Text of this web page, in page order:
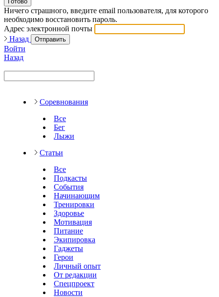
Ничего страшного, введите email пользователя, для которого
необходимо восстановить пароль.
Адрес электронной почты
Назад
Отправить
Войти
Назад
Соревнования
Все
Бег
Лыжи
Статьи
Все
Подкасты
События
Начинающим
Тренировки
Здоровье
Мотивация
Питание
Экипировка
Гаджеты
Герои
Личный опыт
От редакции
Спецпроект
Новости